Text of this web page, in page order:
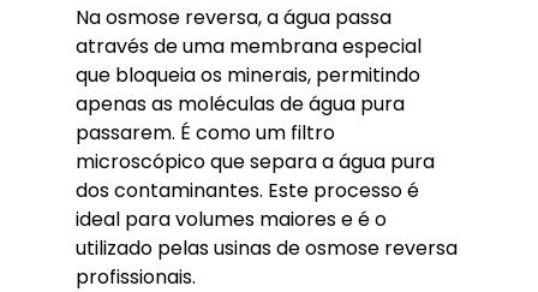
Na osmose reversa, a água passa
através de uma membrana especial
que bloqueia os minerais, permitindo
apenas as moléculas de água pura
passarem. É como um filtro
microscópico que separa a água pura
dos contaminantes. Este processo é
ideal para volumes maiores e é o
utilizado pelas usinas de osmose reversa
profissionais.